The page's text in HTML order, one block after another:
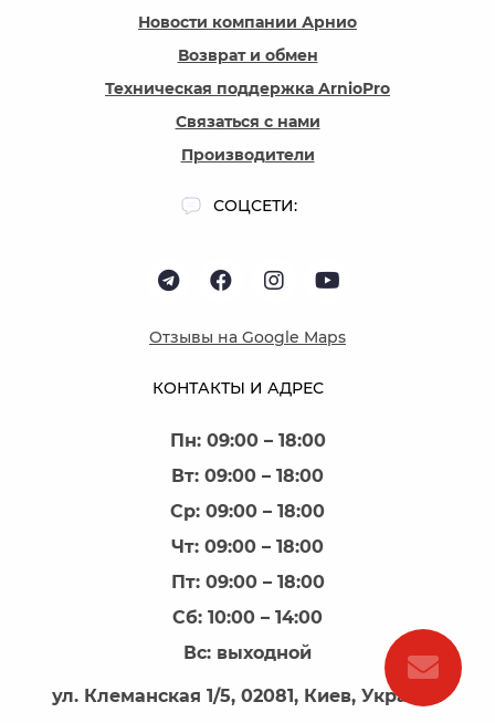
КОНТАКТЫ И АДРЕС
Пн: 09:00 – 18:00
Вт: 09:00 – 18:00
Ср: 09:00 – 18:00
Чт: 09:00 – 18:00
Пт: 09:00 – 18:00
Сб: 10:00 – 14:00
Вс: выходной
ул. Клеманская 1/5, 02081, Киев, Украина
Новости компании Арнио
Возврат и обмен
Техническая поддержка ArnioPro
Связаться с нами
Производители
СОЦСЕТИ:
Отзывы на Google Maps